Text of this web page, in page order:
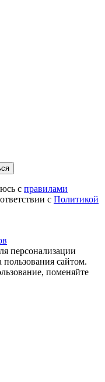
с правилами
с Политикой
персонализации
сайтом.
поменяйте